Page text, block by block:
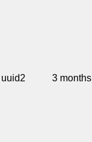
uuid2 3 months